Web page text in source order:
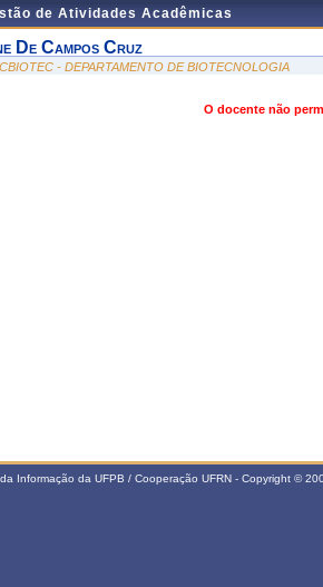
de Atividades Acadêmicas
De Campos Cruz
- DEPARTAMENTO DE BIOTECNOLOGIA
O docente não
Informação da UFPB / Cooperação UFRN - Copyright ©